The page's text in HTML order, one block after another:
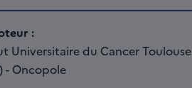
:
Universitaire du Cancer Toulouse
- Oncopole